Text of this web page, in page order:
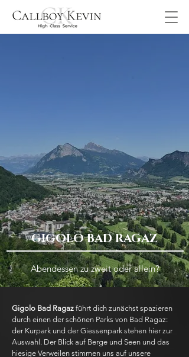
GIGOLO BAD RAGAZ
Abendessen zu zweit oder allein?
Gigolo Bad Ragaz führt dich zunächst spazieren
durch einen der schönen Parks von Bad Ragaz:
der Kurpark und der Giessenpark stehen hier zur
Auswahl. Der Blick auf Berge und Seen und das
hiesige Verweilen stimmen uns auf unsere